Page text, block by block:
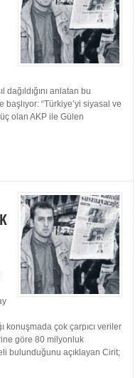
dağıldığını anlatan bu
başlıyor: “Türkiye’yi siyasal ve
olan AKP ile Gülen
konuşmada çok çarpıcı veriler
göre 80 milyonluk
bulunduğunu açıklayan Cirit;